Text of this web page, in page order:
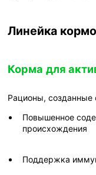
Линейка
Корма для
Рационы, созданные
Повышенное
происхождения
Поддержка